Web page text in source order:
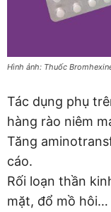
Hình ảnh: Thuốc
Tác dụng phụ
hàng rào niêm
Tăng
cáo.
Rối loạn thần
mặt, đổ mồ hôi…